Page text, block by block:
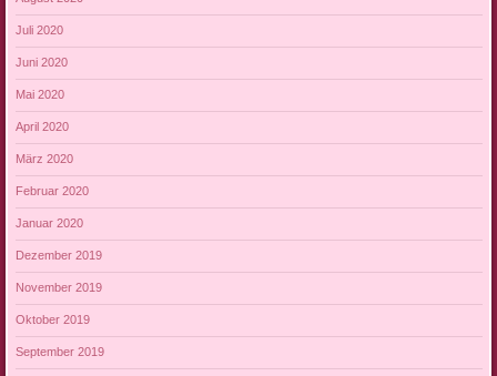
Juli 2020
Juni 2020
Mai 2020
April 2020
März 2020
Februar 2020
Januar 2020
Dezember 2019
November 2019
Oktober 2019
September 2019